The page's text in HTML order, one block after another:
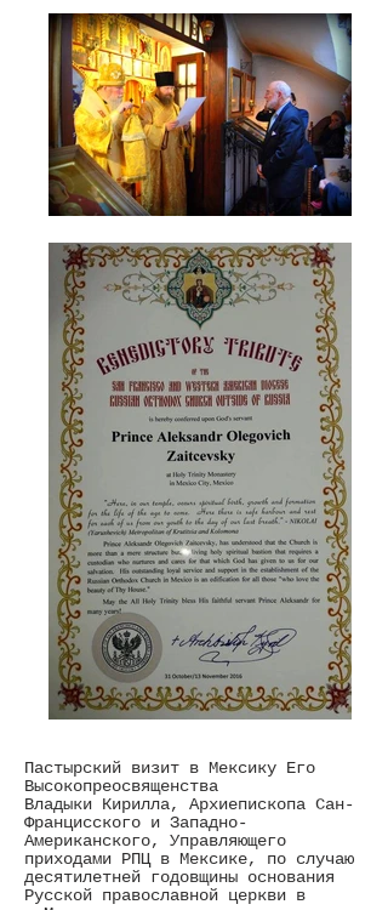
Пастырский визит в Мексику Его
Высокопреосвященства
Владыки Кирилла, Архиепископа Сан-
Францисского и Западно-
Американского, Управляющего
приходами РПЦ в Мексике, по случаю
десятилетней годовщины основания
Русской православной церкви в